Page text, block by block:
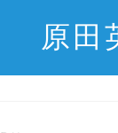
原田